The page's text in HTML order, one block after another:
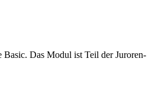
Basic. Das Modul ist Teil der Juroren-